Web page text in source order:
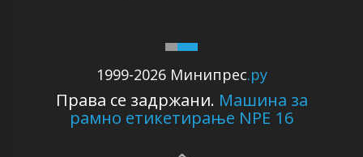
1999-2026 Минипрес.ру
Права се задржани. Машина за
рамно етикетирање NPE 16